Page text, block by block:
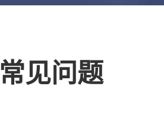
常见问题